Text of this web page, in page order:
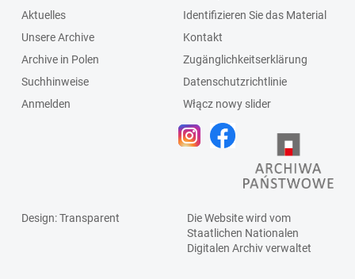
Aktuelles
Unsere Archive
Archive in Polen
Suchhinweise
Anmelden
Identifizieren Sie das Material
Kontakt
Zugänglichkeitserklärung
Datenschutzrichtlinie
Włącz nowy slider
Design: Transparent
Die Website wird vom
Staatlichen Nationalen
Digitalen Archivverwaltet